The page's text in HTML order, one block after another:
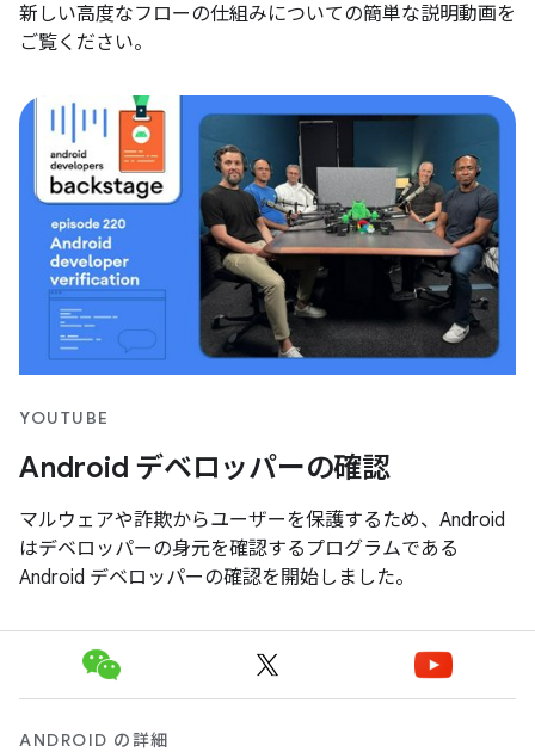
新しい高度なフローの仕組みについての簡単な説明動画を
ご覧ください。
YOUTUBE
Android デベロッパーの確認
マルウェアや詐欺からユーザーを保護するため、Android
はデベロッパーの身元を確認するプログラムである
Android デベロッパーの確認を開始しました。
ANDROID の詳細